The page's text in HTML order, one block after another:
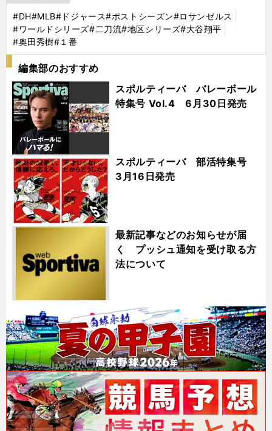
#DH#MLB#ドジャース#ポストシーズン#ロサンゼルス
#ワールドシリーズ#二刀流#地区シリーズ#大谷翔平
#奥田秀樹#１番
編集部のおすすめ
スポルティーバ バレーボール
特集号 Vol.4 6月30日発売
スポルティーバ 部活特集号
3月16日発売
最新記事などのお知らせが届
く プッシュ通知を受け取る方
法について